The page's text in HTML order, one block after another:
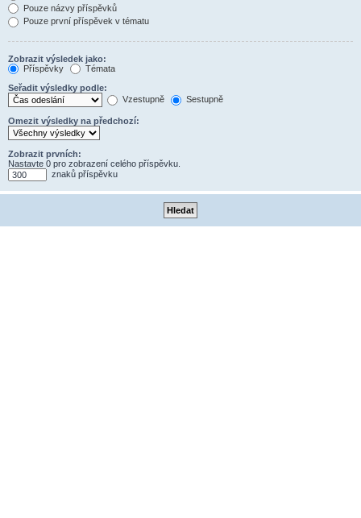
Pouze názvy příspěvků
Pouze první příspěvek v tématu
Zobrazit výsledek jako:
Příspěvky
Témata
Seřadit výsledky podle:
Vzestupně
Sestupně
Omezit výsledky na předchozí:
Zobrazit prvních:
Nastavte 0 pro zobrazení celého příspěvku.
znaků příspěvku